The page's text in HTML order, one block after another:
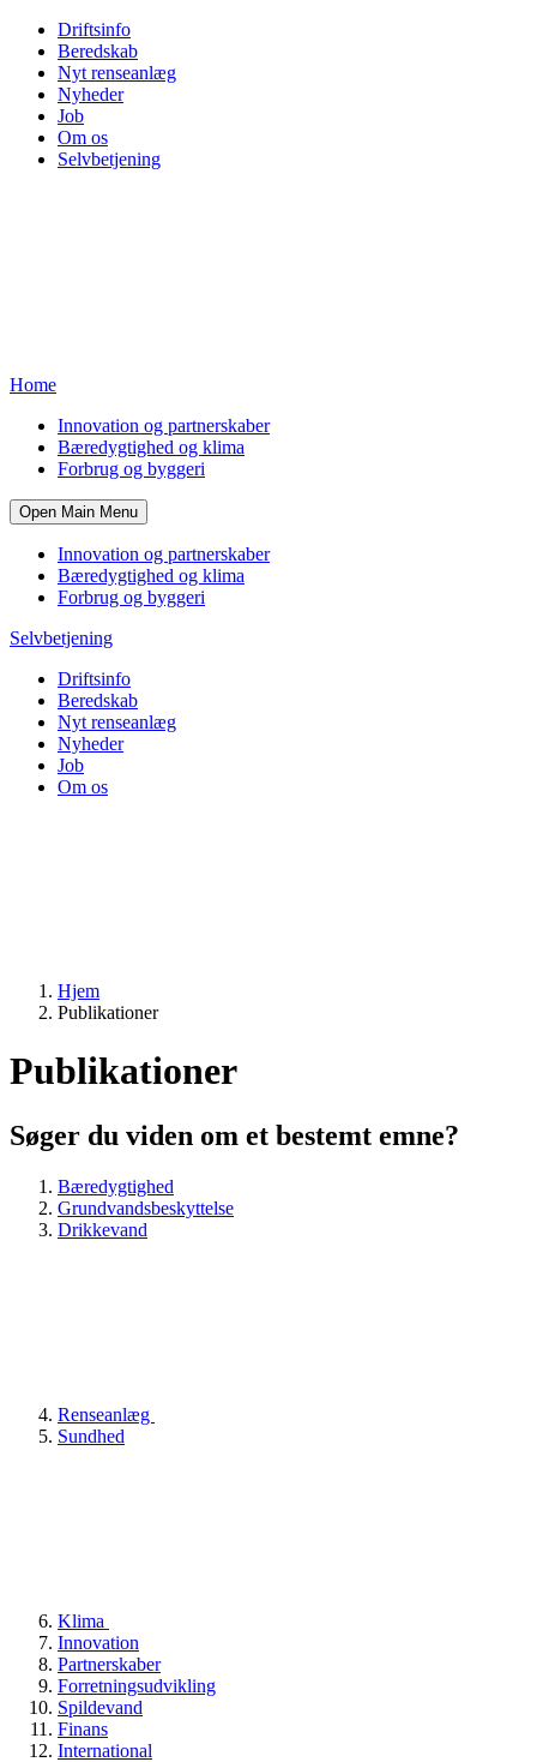
Driftsinfo
Beredskab
Nyt renseanlæg
Nyheder
Job
Om os
Selvbetjening
Home
Innovation og partnerskaber
Bæredygtighed og klima
Forbrug og byggeri
Open Main Menu
Innovation og partnerskaber
Bæredygtighed og klima
Forbrug og byggeri
Selvbetjening
Driftsinfo
Beredskab
Nyt renseanlæg
Nyheder
Job
Om os
Hjem
Publikationer
Publikationer
Søger du viden om et bestemt emne?
Bæredygtighed
Grundvandsbeskyttelse
Drikkevand
Renseanlæg
Sundhed
Klima
Innovation
Partnerskaber
Forretningsudvikling
Spildevand
Finans
International